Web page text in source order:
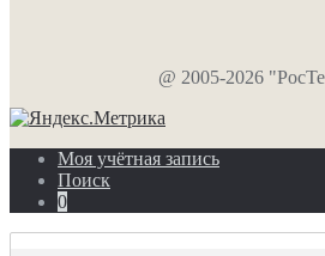
@ 2005-2026
Моя учётная запись
Поиск
0